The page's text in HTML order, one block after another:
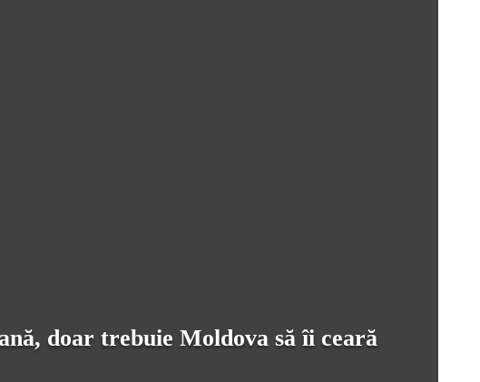
doar trebuie Moldova să îi ceară